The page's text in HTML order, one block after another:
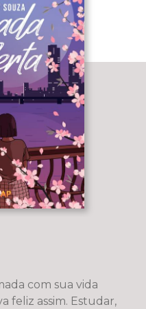
com sua vida
feliz assim. Estudar,